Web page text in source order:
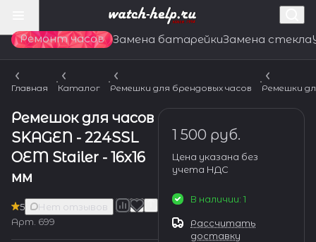
Ремонт часов Замена батарейкиЗамена стекла
Главная Каталог Ремешки для брендовых часов Ремешки
Ремешок для часов
SKAGEN - 224SSL
OEM Stailer - 16х16
мм
5
Нет отзывов
Арт. 699
1 500 руб.
Цена указана без
учета НДС
В наличии: 1
Рассчитать
доставку